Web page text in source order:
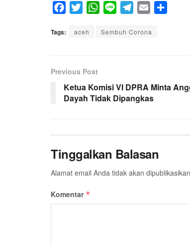
o
o
k
i
e
r
W
a
p
p
n
l
a
m
a
Tags: aceh Sembuh Corona
Previous Post
Ketua Komisi VI DPRA Minta
Dayah Tidak Dipangkas
Tinggalkan Balasan
Alamat email Anda tidak akan
Komentar *